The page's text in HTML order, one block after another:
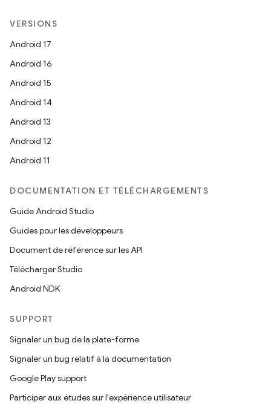
VERSIONS
Android 17
Android 16
Android 15
Android 14
Android 13
Android 12
Android 11
DOCUMENTATION ET TÉLÉCHARGEMENTS
Guide Android Studio
Guides pour les développeurs
Document de référence sur les API
Télécharger Studio
Android NDK
SUPPORT
Signaler un bug de la plate-forme
Signaler un bug relatif à la documentation
Google Play support
Participer aux études sur l'expérience utilisateur